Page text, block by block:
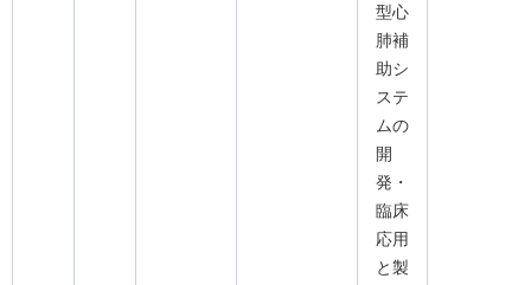
型心
肺補
助シ
ステ
ムの
開
発・
臨床
応用
と製